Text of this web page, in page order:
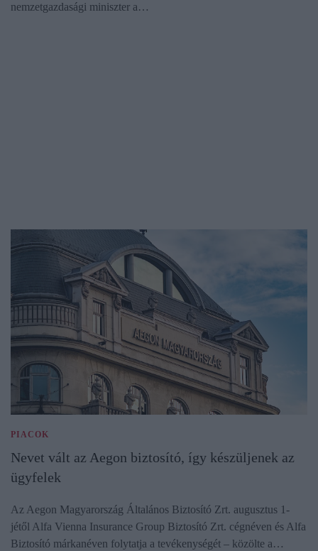
nemzetgazdasági miniszter a…
PIACOK
Nevet vált az Aegon biztosító, így készüljenek az
ügyfelek
Az Aegon Magyarország Általános Biztosító Zrt. augusztus 1-
jétől Alfa Vienna Insurance Group Biztosító Zrt. cégnéven és Alfa
Biztosító márkanéven folytatja a tevékenységét – közölte a…